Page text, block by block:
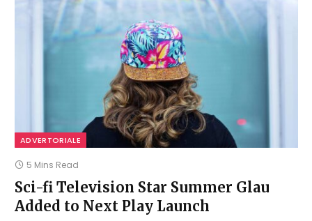
ADVERTORIALE
5 Mins Read
Sci-fi Television Star Summer Glau
Added to Next Play Launch